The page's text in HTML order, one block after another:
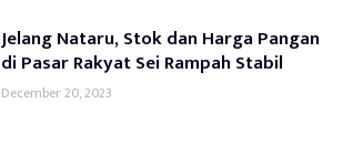
Jelang Nataru, Stok dan Harga Pangan
di Pasar Rakyat Sei Rampah Stabil
December 20, 2023